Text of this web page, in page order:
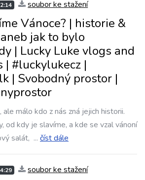
soubor ke stažení
Vánoce? | historie &
jak to bylo
| Lucky Luke vlogs and
| #luckylukecz |
| Svobodný prostor |
málo kdo z nás zná jejich historii.
od kdy je slavíme, a kde se vzal vánoní
salát, ... číst dále
soubor ke stažení